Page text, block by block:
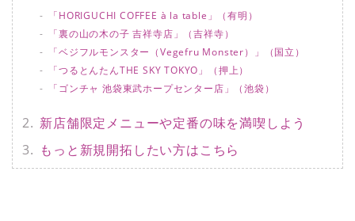
「HORIGUCHI COFFEE à la table」（有明）
「裏の山の木の子 吉祥寺店」（吉祥寺）
「ベジフルモンスター（Vegefru Monster）」（国立）
「つるとんたんTHE SKY TOKYO」（押上）
「ゴンチャ 池袋東武ホープセンター店」（池袋）
新店舗限定メニューや定番の味を満喫しよう
もっと新規開拓したい方はこちら